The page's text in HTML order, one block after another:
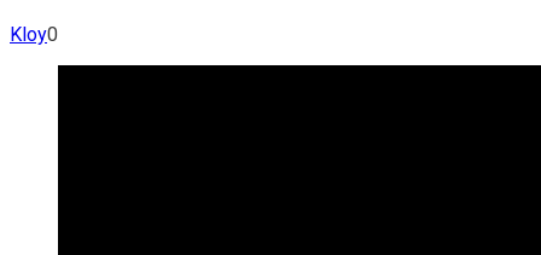
Kloy0